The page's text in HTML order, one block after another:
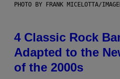
PHOTO BY FRANK MICELOTTA/
4 Classic Rock
Adapted to the
of the 2000s